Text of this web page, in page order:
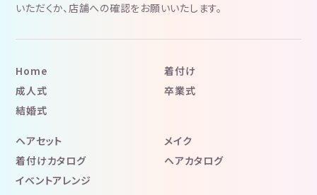
いただくか、店舗への確認をお願いいたします。
Home
着付け
成人式
卒業式
結婚式
ヘアセット
メイク
着付けカタログ
ヘアカタログ
イベントアレンジ